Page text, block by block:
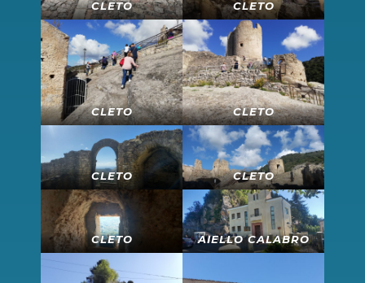
CLETO CLETO
CLETO CLETO
CLETO CLETO
CLETO AIELLO CALABRO